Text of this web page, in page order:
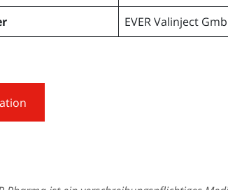
EVER Valinject